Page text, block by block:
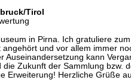
Tirol
in Pirna. Ich gratuliere
und vor allem immer
Auseinandersetzung kann
Zukunft der Sammlung bzw.
Erweiterung! Herzliche Grüße